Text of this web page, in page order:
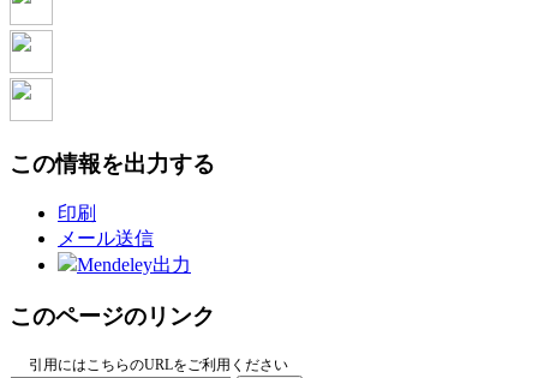
この情報を出力する
印刷
メール送信
Mendeley出力
このページのリンク
引用にはこちらのURLをご利用ください